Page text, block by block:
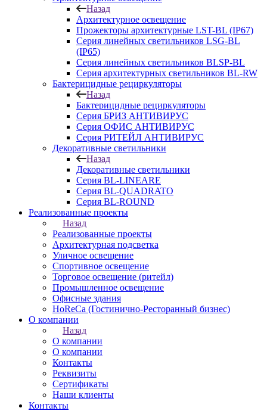
Назад
Архитектурное освещение
Прожекторы архитектурные LST-BL (IP67)
Серия линейных светильников LSG-BL
(IP65)
Серия линейных светильников BLSP-BL
Серия архитектурных светильников BL-RW
Бактерицидные рециркуляторы
Назад
Бактерицидные рециркуляторы
Серия БРИЗ АНТИВИРУС
Серия ОФИС АНТИВИРУС
Серия РИТЕЙЛ АНТИВИРУС
Декоративные светильники
Назад
Декоративные светильники
Серия BL-LINEARE
Серия BL-QUADRATO
Серия BL-ROUND
Реализованные проекты
Назад
Реализованные проекты
Архитектурная подсветка
Уличное освещение
Спортивное освещение
Торговое освещение (ритейл)
Промышленное освещение
Офисные здания
HoReCa (Гостинично-Ресторанный бизнес)
О компании
Назад
О компании
О компании
Контакты
Реквизиты
Сертификаты
Наши клиенты
Контакты